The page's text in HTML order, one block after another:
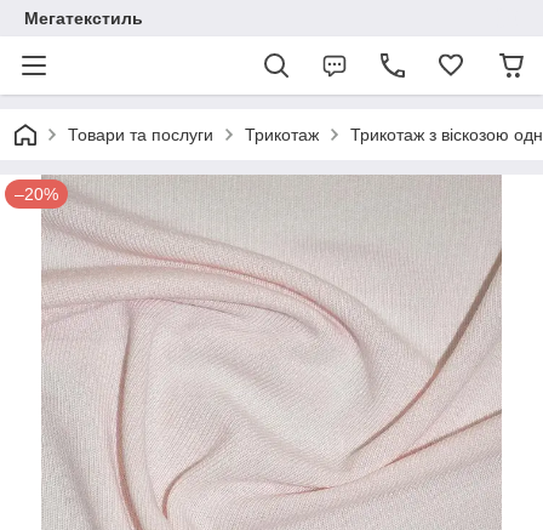
Мегатекстиль
Товари та послуги Трикотаж Трикотаж з віскозою
–20%